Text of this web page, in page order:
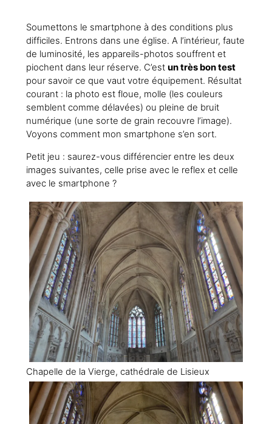
Soumettons le smartphone à des conditions plus
difficiles. Entrons dans une église. A l’intérieur, faute
de luminosité, les appareils-photos souffrent et
piochent dans leur réserve. C’est un très bon test
pour savoir ce que vaut votre équipement. Résultat
courant : la photo est floue, molle (les couleurs
semblent comme délavées) ou pleine de bruit
numérique (une sorte de grain recouvre l’image).
Voyons comment mon smartphone s’en sort.
Petit jeu : saurez-vous différencier entre les deux
images suivantes, celle prise avec le reflex et celle
avec le smartphone ?
Chapelle de la Vierge, cathédrale de Lisieux